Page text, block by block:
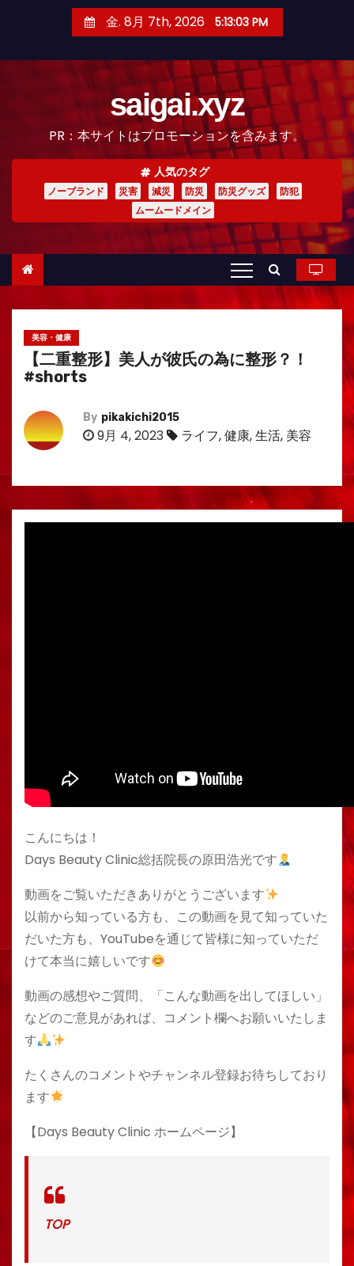
金. 8月 7th, 2026 5:13:04 PM
saigai.xyz
PR：本サイトはプロモーションを含みます。
人気のタグ
ノーブランド 災害 減災 防災 防災グッズ
防犯
ムームードメイン
美容・健康
【二重整形】美人が彼氏の為に整形？！
#shorts
By pikakichi2015
9月 4, 2023 ライフ,健康,生活, 美容
こんにちは！
Days Beauty Clinic総括院長の原田浩光です
動画をご覧いただきありがとうございます
以前から知っている方も、この動画を見て知っていた
だいた方も、YouTubeを通じて皆様に知っていただ
けて本当に嬉しいです
動画の感想やご質問、「こんな動画を出してほしい」
などのご意見があれば、コメント欄へお願いいたしま
す
たくさんのコメントやチャンネル登録お待ちしており
ます
【Days Beauty Clinic ホームページ】
TOP